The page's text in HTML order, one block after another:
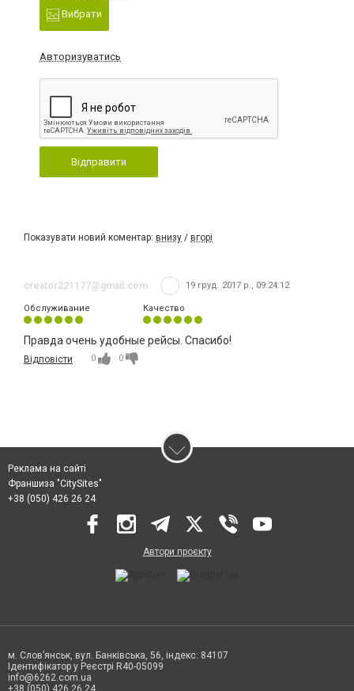
Вибрати
Авторизуватись
Відправити
Показувати новий коментар: внизу / вгорі
creator221177@gmail.com 19 груд. 2017 р., 09:24:12
Обслуживание Качество
Правда очень удобные рейсы. Спасибо!
Відповісти 0 0
Реклама на сайті
Франшиза "CitySites"
+38 (050) 426 26 24
Автори проєкту
м. Слов’янськ, вул. Банківська, 56, індекс: 84107
Ідентифікатор у Реєстрі R40-05099
info@6262.com.ua
+38 (050) 426 26 24